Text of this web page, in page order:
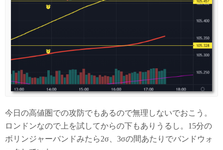
今日の高値圏での攻防でもあるので無理しないでおこう。
ロンドンなので上を試してからの下もありうるし。15分の
ボリンジャーバンドみたら2σ、3σの間あたりでバンドウォ